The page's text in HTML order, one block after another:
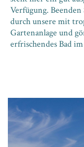
Verfügung.
durch unsere mit
Gartenanlage und
erfrischendes Bad